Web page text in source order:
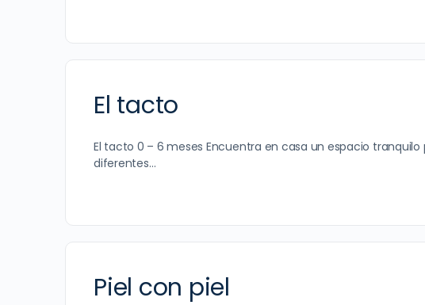
El tacto
El tacto 0 – 6 meses Encuentra en casa un espacio
diferentes…
Piel con piel